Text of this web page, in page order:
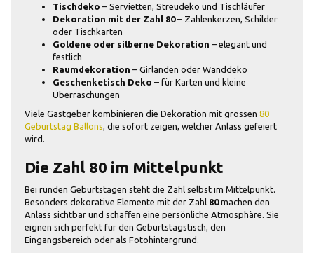
Tischdeko – Servietten, Streudeko und Tischläufer
Dekoration mit der Zahl 80– Zahlenkerzen, Schilder
oder Tischkarten
Goldene oder silberne Dekoration – elegant und
festlich
Raumdekoration – Girlanden oder Wanddeko
Geschenketisch Deko – für Karten und kleine
Überraschungen
Viele Gastgeber kombinieren die Dekoration mit grossen 80
Geburtstag Ballons, die sofort zeigen, welcher Anlass gefeiert
wird.
Die Zahl 80 im Mittelpunkt
Bei runden Geburtstagen steht die Zahl selbst im Mittelpunkt.
Besonders dekorative Elemente mit der Zahl 80machen den
Anlass sichtbar und schaffen eine persönliche Atmosphäre. Sie
eignen sich perfekt für den Geburtstagstisch, den
Eingangsbereich oder als Fotohintergrund.